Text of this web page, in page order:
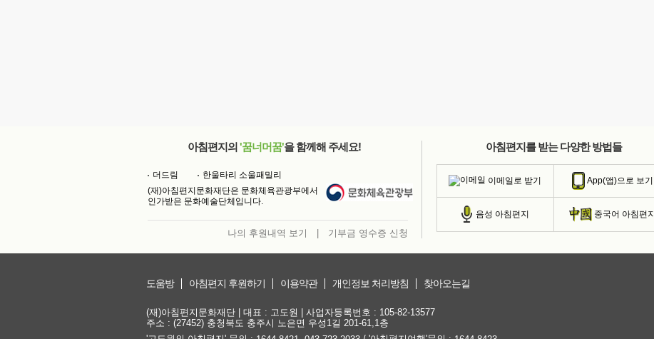
아침편지의 '꿈너머꿈'을 함께해 주세요!
더드림
한울타리 소울패밀리
(재)아침편지문화재단은 문화체육관광부에서
인가받은 문화예술단체입니다.
나의 후원내역 보기 기부금 영수증 신청
아침편지를 받는 다양한 방법들
이메일로 받기 App(앱)으로 보기
음성 아침편지 중국어 아침편지
도움방 아침편지 후원하기 이용약관 개인정보 처리방침 찾아오는길
(재)아침편지문화재단 | 대표 : 고도원 | 사업자등록번호 : 105-82-13577
주소 : (27452) 충청북도 충주시 노은면 우성1길 201-61,1층